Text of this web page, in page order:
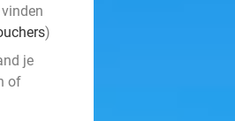
)
je
of